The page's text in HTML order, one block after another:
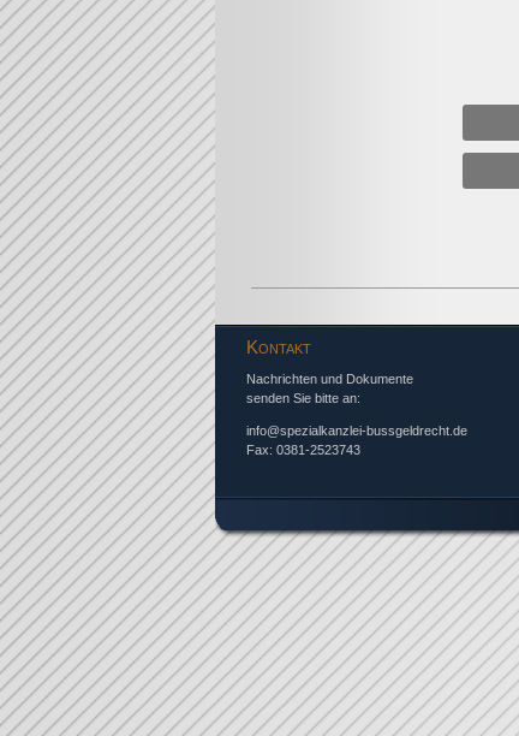
Kontakt
Nachrichten und Dokumente
senden Sie bitte an:
info@spezialkanzlei-bussgeldrecht.de
Fax: 0381-2523743